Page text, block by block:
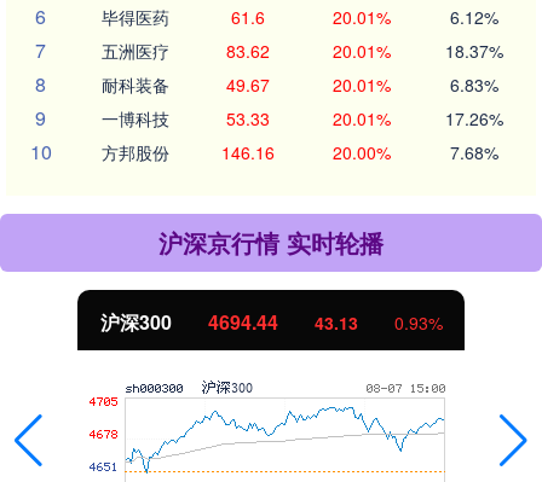
6 毕得医药 61.6 20.01% 6.12%
7 五洲医疗 83.62 20.01% 18.37%
8 耐科装备 49.67 20.01% 6.83%
9 一博科技 53.33 20.01% 17.26%
10 方邦股份 146.16 20.00% 7.68%
沪深京行情 实时轮播
北证50 1134.24 11.37 1.01%